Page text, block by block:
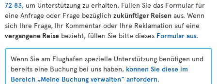
72 83, um Unterstützung zu erhalten. Füllen Sie das Formular für
eine Anfrage oder Frage bezüglich zukünftiger Reisen aus. Wenn
sich Ihre Frage, Ihr Kommentar oder Ihre Reklamation auf eine
vergangene Reise bezieht, füllen Sie bitte dieses Formular aus.
Wenn Sie am Flughafen spezielle Unterstützung benötigen und
bereits eine Buchung bei uns haben, können Sie diese im
Bereich „Meine Buchung verwalten“ anfordern.